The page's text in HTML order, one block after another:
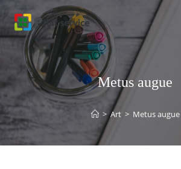
Перейти
содержимому
Metus augue
> Art > Metus augue